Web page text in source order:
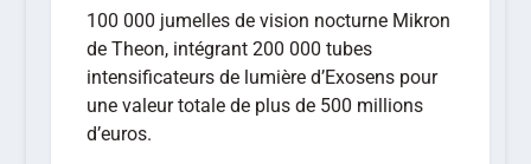
100 000 jumelles de vision nocturne Mikron
de Theon, intégrant 200 000 tubes
intensificateurs de lumière d’Exosens pour
une valeur totale de plus de 500 millions
d’euros.